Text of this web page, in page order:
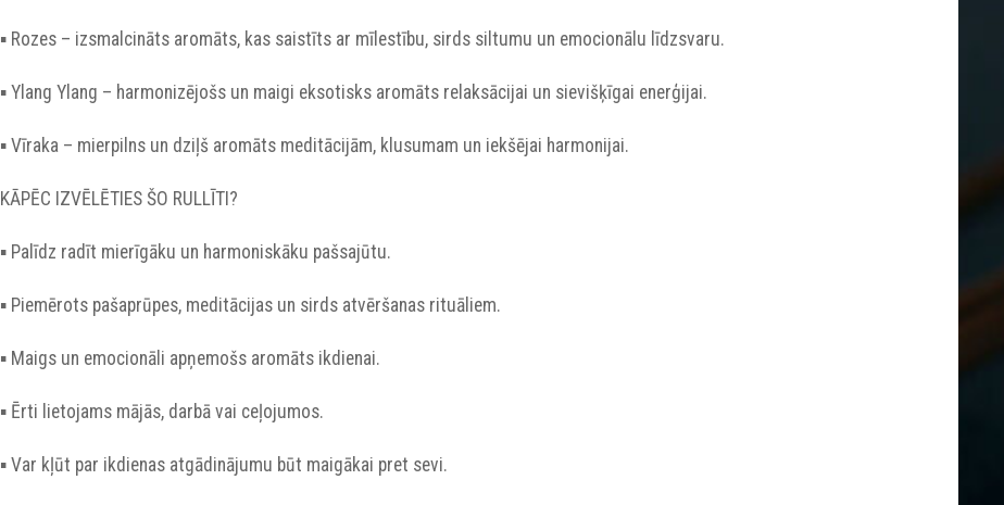
▪︎ Rozes – izsmalcināts aromāts, kas saistīts ar mīlestību, sirds siltumu un emocionālu līdzsvaru.
▪︎ Ylang Ylang – harmonizējošs un maigi eksotisks aromāts relaksācijai un sievišķīgai enerģijai.
▪︎ Vīraka – mierpilns un dziļš aromāts meditācijām, klusumam un iekšējai harmonijai.
KĀPĒC IZVĒLĒTIES ŠO RULLĪTI?
▪︎ Palīdz radīt mierīgāku un harmoniskāku pašsajūtu.
▪︎ Piemērots pašaprūpes, meditācijas un sirds atvēršanas rituāliem.
▪︎ Maigs un emocionāli apņemošs aromāts ikdienai.
▪︎ Ērti lietojams mājās, darbā vai ceļojumos.
▪︎ Var kļūt par ikdienas atgādinājumu būt maigākai pret sevi.